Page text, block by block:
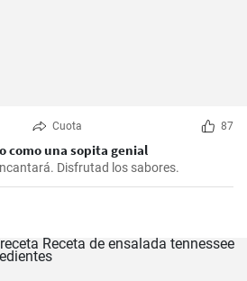
Cuota 87
como una sopita genial
Disfrutad los sabores.